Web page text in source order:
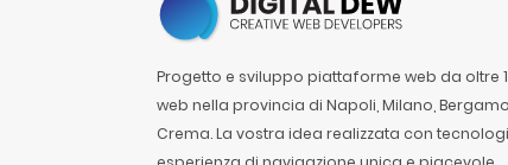
Progetto e sviluppo piattaforme web da oltre
web nella provincia di Napoli, Milano,
Crema. La vostra idea realizzata con